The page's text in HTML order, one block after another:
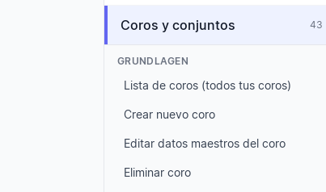
Coros y conjuntos 43
GRUNDLAGEN
Lista de coros (todos tus coros)
Crear nuevo coro
Editar datos maestros del coro
Eliminar coro